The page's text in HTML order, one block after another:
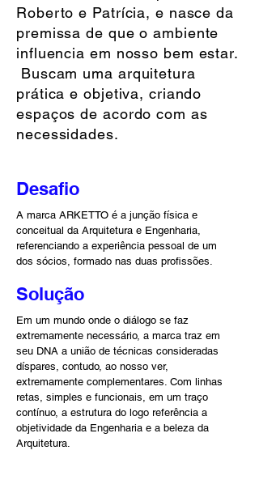
Roberto e Patrícia, e nasce da
premissa de que o ambiente
influencia em nosso bem estar.
Buscam uma arquitetura
prática e objetiva, criando
espaços de acordo com as
necessidades.
Desafio
A marca ARKETTO é a junção física e
conceitual da Arquitetura e Engenharia,
referenciando a experiência pessoal de um
dos sócios, formado nas duas profissões.
Solução
Em um mundo onde o diálogo se faz
extremamente necessário, a marca traz em
seu DNA a união de técnicas consideradas
díspares, contudo, ao nosso ver,
extremamente complementares. Com linhas
retas, simples e funcionais, em um traço
contínuo, a estrutura do logo referência a
objetividade da Engenharia e a beleza da
Arquitetura.